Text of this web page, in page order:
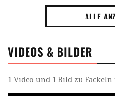
ALLE
VIDEOS & BILDER
1 Video und 1 Bild zu